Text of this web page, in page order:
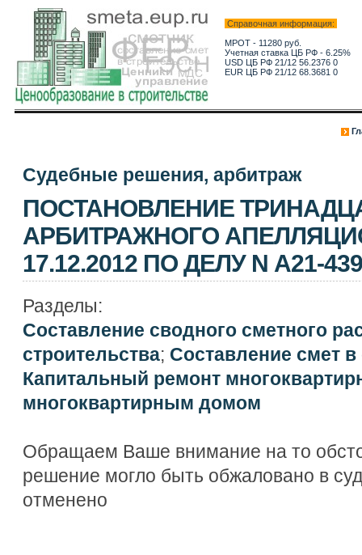
Справочная информация:
МРОТ - 11280 руб.
Учетная ставка ЦБ РФ - 6.25%
USD ЦБ РФ 21/12 56.2376 0
EUR ЦБ РФ 21/12 68.3681 0
Судебные решения, арбитраж
ПОСТАНОВЛЕНИЕ
АРБИТРАЖНОГО
17.12.2012 ПО ДЕЛУ N А21-
Разделы:
Составление сводного сметного
строительства; Составление смет в
Капитальный ремонт
многоквартирным домом
Обращаем Ваше внимание на то
решение могло быть обжаловано в
отменено